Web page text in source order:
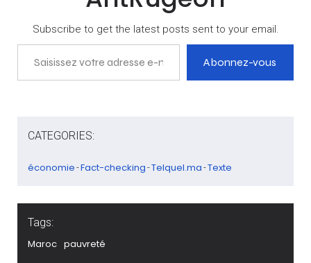
Subscribe to get the latest posts sent to your email.
Saisissez votre adresse e-mail…
Abonnez-vous
CATEGORIES:
économie -Fact-checking -Telquel.ma -Texte
Tags:
Maroc pauvreté